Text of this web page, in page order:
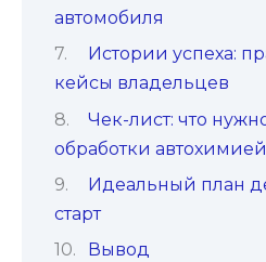
автомобиля
Истории успеха:
кейсы владельцев
Чек-лист: что
обработки автохимией
Идеальный план
старт
Вывод